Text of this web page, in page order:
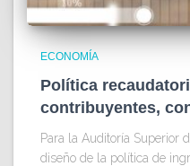
ECONOMÍA
Política
contribuyentes,
Para la Auditoría Superior
diseño de la política de